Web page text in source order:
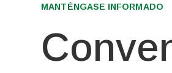
MANTÉNGASE INFORMADO